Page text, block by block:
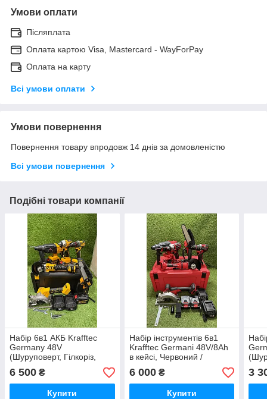
Умови оплати
Післяплата
Оплата картою Visa, Mastercard - WayForPay
Оплата на карту
Всі умови оплати
Умови повернення
Повернення товару впродовж 14 днів за домовленістю
Всі умови повернення
Подібні товари компанії
Набір 6в1 АКБ Krafftec
Germany 48V
(Шуруповерт, Гілкоріз,
Болгарка, Перфоратор,
Гайковерт, Циркулярна
пила)
6 500 ₴
Купити
Набір інструментів 6в1
Krafftec Germani 48V/8Ah
в кейсі, Червоний /
Шуруповерт / Болгарка /
Перфоратор / Гайковерт /
пила
6 000₴
Купити
3в1
3